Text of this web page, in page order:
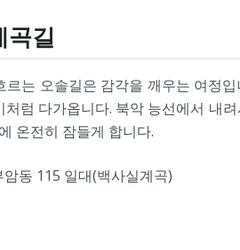
곡길
르는 오솔길은 감각을 깨우는 여정
럼 다가옵니다. 북악 능선에서 내
온전히 잠들게 합니다.
동 115 일대(백사실계곡)